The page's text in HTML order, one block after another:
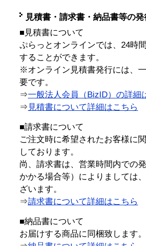
見積書・請求書・納品書等の
■見積書について
ぷらっとオンラインでは、24時
することができます。
※オンライン見積書発行には、
要です。
⇒一般法人会員（BizID）の詳細
⇒ 見積書について詳細はこちら
■請求書について
ご注文時に希望されたお客様に
しております。
尚、請求書は、営業時間内での
かかる場合等）によりましては
ざいます。
⇒請求書について詳細はこちら
■納品書について
お届けする商品に同梱致します。